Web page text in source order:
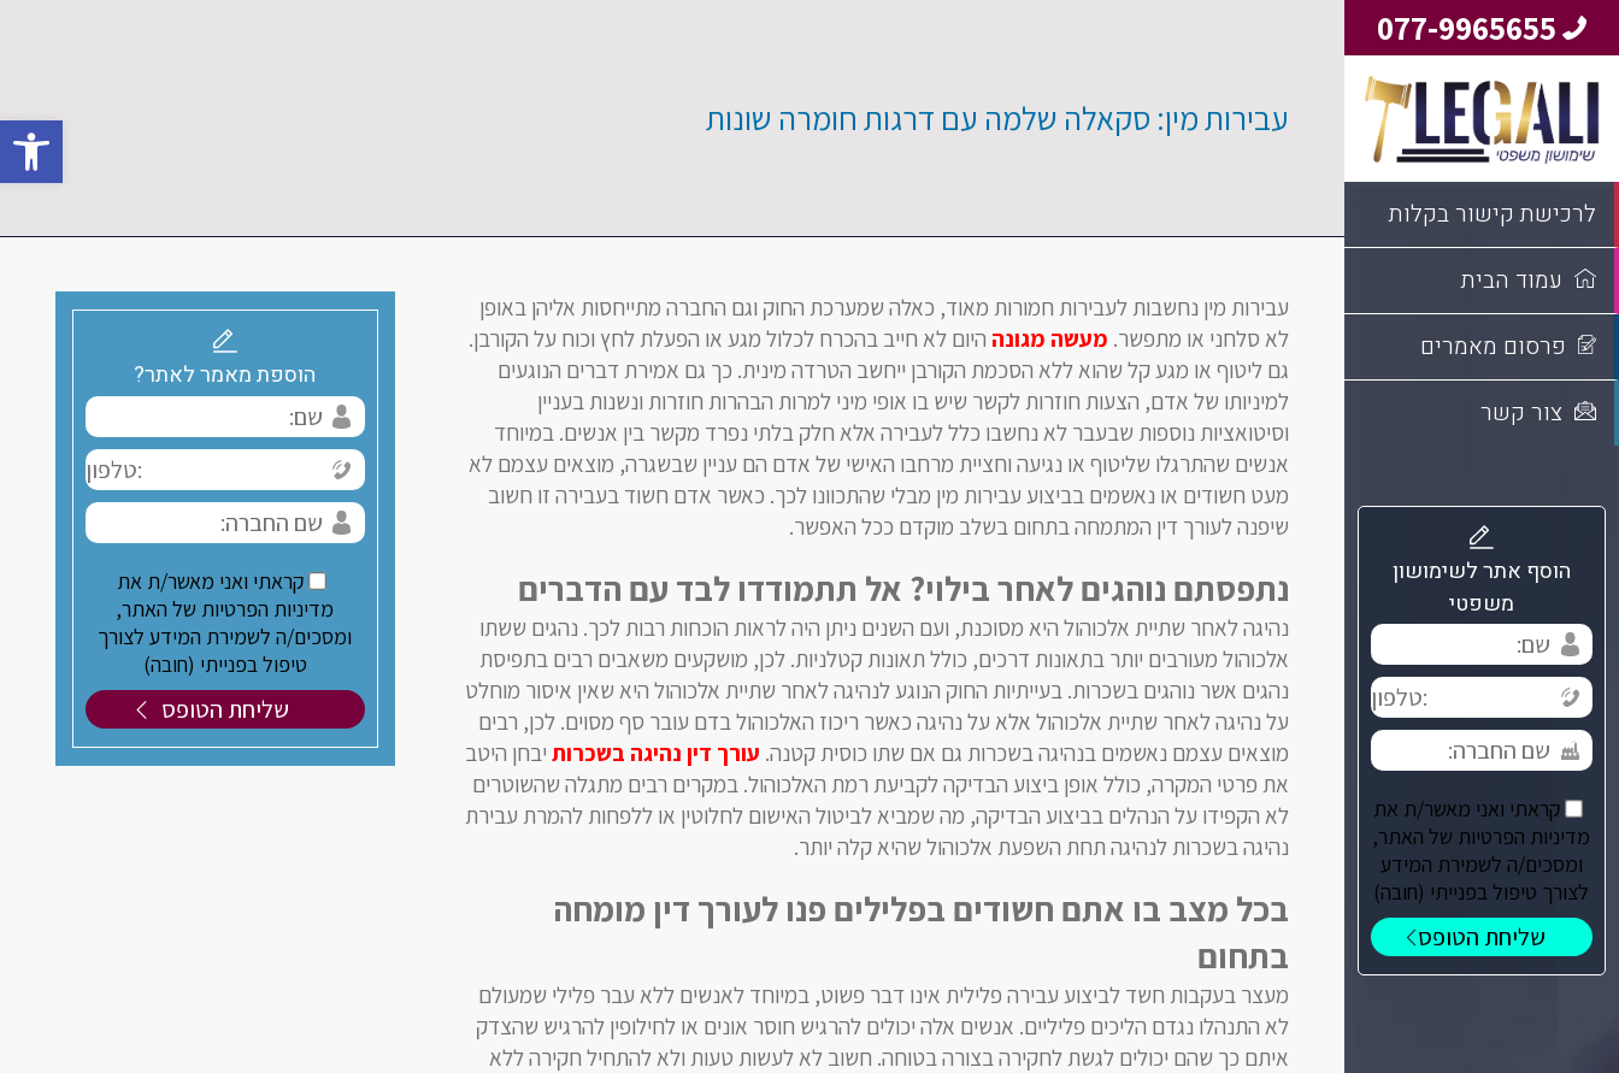
077-9965655
לרכישת קישור בקלות
עמוד הבית
פרסום מאמרים
צור קשר
הוסף אתר לשימושון
משפטי
קראתי ואני מאשר/ת את
מדיניות הפרטיות של האתר,
ומסכים/ה לשמירת המידע
לצורך טיפול בפנייתי (חובה)
עבירות מין: סקאלה שלמה עם דרגות חומרה שונות
עבירות מין נחשבות לעבירות חמורות מאוד, כאלה שמערכת החוק וגם החברה מתייחסות אליהן באופן
לא סלחני או מתפשר. מעשה מגונה היום לא חייב בהכרח לכלול מגע או הפעלת לחץ וכוח על הקורבן.
גם ליטוף או מגע קל שהוא ללא הסכמת הקורבן ייחשב הטרדה מינית. כך גם אמירת דברים הנוגעים
למיניותו של אדם, הצעות חוזרות לקשר שיש בו אופי מיני למרות הבהרות חוזרות ונשנות בעניין
וסיטואציות נוספות שבעבר לא נחשבו כלל לעבירה אלא חלק בלתי נפרד מקשר בין אנשים. במיוחד
אנשים שהתרגלו שליטוף או נגיעה וחציית מרחבו האישי של אדם הם עניין שבשגרה, מוצאים עצמם לא
מעט חשודים או נאשמים בביצוע עבירות מין מבלי שהתכוונו לכך. כאשר אדם חשוד בעבירה זו חשוב
שיפנה לעורך דין המתמחה בתחום בשלב מוקדם ככל האפשר.
נתפסתם נוהגים לאחר בילוי? אל תתמודדו לבד עם הדברים
נהיגה לאחר שתיית אלכוהול היא מסוכנת, ועם השנים ניתן היה לראות הוכחות רבות לכך. נהגים ששתו
אלכוהול מעורבים יותר בתאונות דרכים, כולל תאונות קטלניות. לכן, מושקעים משאבים רבים בתפיסת
נהגים אשר נוהגים בשכרות. בעייתיות החוק הנוגע לנהיגה לאחר שתיית אלכוהול היא שאין איסור מוחלט
על נהיגה לאחר שתיית אלכוהול אלא על נהיגה כאשר ריכוז האלכוהול בדם עובר סף מסוים. לכן, רבים
מוצאים עצמם נאשמים בנהיגה בשכרות גם אם שתו כוסית קטנה. עורך דין נהיגה בשכרות יבחן היטב
את פרטי המקרה, כולל אופן ביצוע הבדיקה לקביעת רמת האלכוהול. במקרים רבים מתגלה שהשוטרים
לא הקפידו על הנהלים בביצוע הבדיקה, מה שמביא לביטול האישום לחלוטין או ללפחות להמרת עבירת
נהיגה בשכרות לנהיגה תחת השפעת אלכוהול שהיא קלה יותר.
בכל מצב בו אתם חשודים בפלילים פנו לעורך דין מומחה
בתחום
מעצר בעקבות חשד לביצוע עבירה פלילית אינו דבר פשוט, במיוחד לאנשים ללא עבר פלילי שמעולם
לא התנהלו נגדם הליכים פליליים. אנשים אלה יכולים להרגיש חוסר אונים או לחילופין להרגיש שהצדק
איתם כך שהם יכולים לגשת לחקירה בצורה בטוחה. חשוב לא לעשות טעות ולא להתחיל חקירה ללא
הוספת מאמר לאתר?
קראתי ואני מאשר/ת את
מדיניות הפרטיות של האתר,
ומסכים/ה לשמירת המידע לצורך
טיפול בפנייתי (חובה)